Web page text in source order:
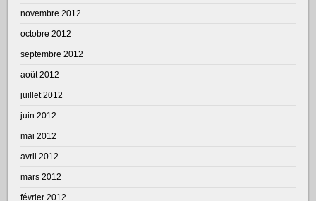
novembre 2012
octobre 2012
septembre 2012
août 2012
juillet 2012
juin 2012
mai 2012
avril 2012
mars 2012
février 2012